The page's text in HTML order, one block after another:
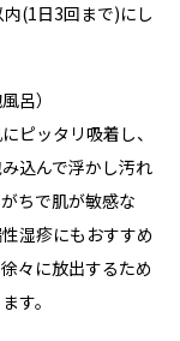
(1日3回まで)にし
呂）
ピッタリ吸着し、
込んで浮かし汚れ
ちで肌が敏感な
湿疹にもおすすめ
々に放出するため
す。